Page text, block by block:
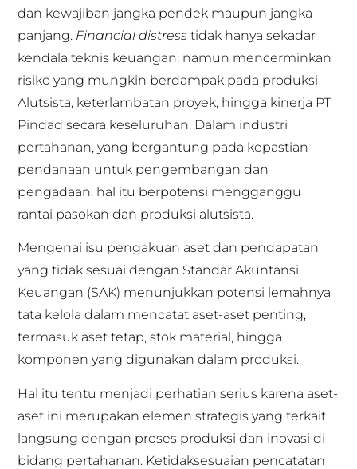
dan kewajiban jangka pendek maupun jangka
panjang. Financial distress tidak hanya sekadar
kendala teknis keuangan; namun mencerminkan
risiko yang mungkin berdampak pada produksi
Alutsista, keterlambatan proyek, hingga kinerja PT
Pindad secara keseluruhan. Dalam industri
pertahanan, yang bergantung pada kepastian
pendanaan untuk pengembangan dan
pengadaan, hal itu berpotensi mengganggu
rantai pasokan dan produksi alutsista.
Mengenai isu pengakuan aset dan pendapatan
yang tidak sesuai dengan Standar Akuntansi
Keuangan (SAK) menunjukkan potensi lemahnya
tata kelola dalam mencatat aset-aset penting,
termasuk aset tetap, stok material, hingga
komponen yang digunakan dalam produksi.
Hal itu tentu menjadi perhatian serius karena aset-
aset ini merupakan elemen strategis yang terkait
langsung dengan proses produksi dan inovasi di
bidang pertahanan. Ketidaksesuaian pencatatan